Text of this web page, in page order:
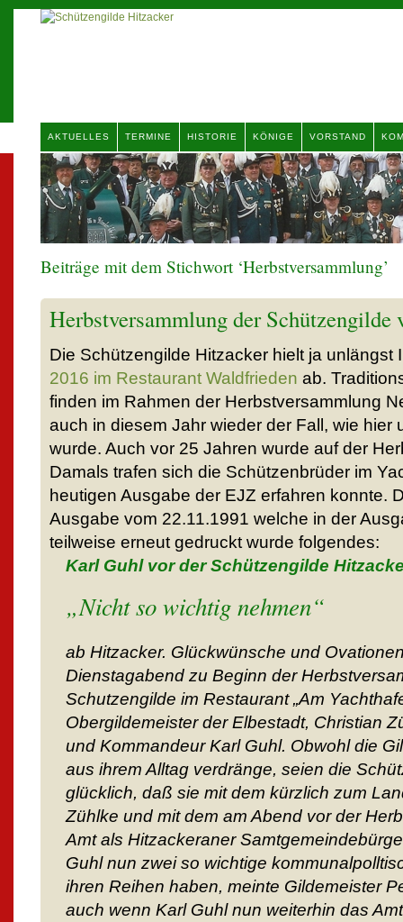
AKTUELLES TERMINE HISTORIE KÖNIGE VORSTAND
Beiträge mit dem Stichwort ‘Herbstversammlung’
Herbstversammlung der Schützengilde
Die Schützengilde Hitzacker hielt ja unlängst
2016 im Restaurant Waldfrieden ab.
finden im Rahmen der Herbstversammlung
auch in diesem Jahr wieder der Fall, wie hier
wurde. Auch vor 25 Jahren wurde auf der
Damals trafen sich die Schützenbrüder im
heutigen Ausgabe der EJZ erfahren konnte.
Ausgabe vom 22.11.1991 welche in der
teilweise erneut gedruckt wurde folgendes:
Karl Guhl vor der Schützengilde
„Nicht so wichtig nehmen“
ab Hitzacker. Glückwünsche und
Dienstagabend zu Beginn der
Schutzengilde im Restaurant „Am
Obergildemeister der Elbestadt, Christian
und Kommandeur Karl Guhl. Obwohl die
aus ihrem Alltag verdränge, seien die
glücklich, daß sie mit dem kürzlich zum
Zühlke und mit dem am Abend vor der
Amt als Hitzackeraner
Guhl nun zwei so wichtige
ihren Reihen haben, meinte Gildemeister
auch wenn Karl Guhl nun weiterhin das